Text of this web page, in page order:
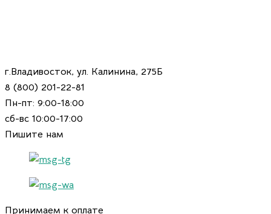
г.Владивосток, ул. Калинина, 275Б
8 (800) 201-22-81
Пн-пт: 9:00-18:00
сб-вс 10:00-17:00
Пишите нам
Принимаем к оплате